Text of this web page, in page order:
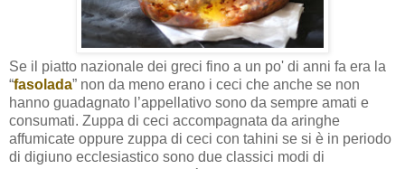
Se il piatto nazionale dei greci fino a un po' di anni fa era la
“fasolada” non da meno erano i ceci che anche se non
hanno guadagnato l’appellativo sono da sempre amati e
consumati. Zuppa di ceci accompagnata da aringhe
affumicate oppure zuppa di ceci con tahini se si è in periodo
di digiuno ecclesiastico sono due classici modi di